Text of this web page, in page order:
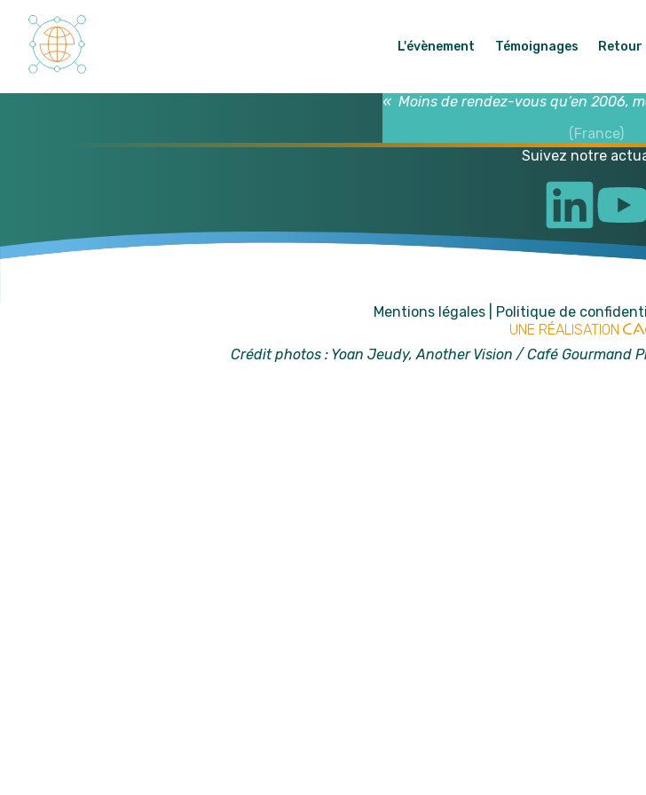
L'évènement Témoignages Retour
« Moins de rendez-vous qu’en 2006,
(France)
Suivez notre
Mentions légales| Politique de
UNE RÉALISATION
Crédit photos : Yoan Jeudy, Another Vision / Café Gourmand